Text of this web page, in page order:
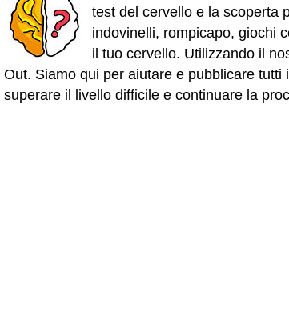
test del cervello e la scoperta
indovinelli, rompicapo, giochi
il tuo cervello. Utilizzando il
Out. Siamo qui per aiutare e pubblicare
superare il livello difficile e continuare la